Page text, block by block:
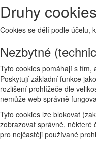
Druhy cookies
Cookies se dělí podle účelu,
Nezbytné
Tyto cookies pomáhají s tím,
Poskytují základní funkce
rozlišení prohlížeče dle
nemůže web správně
Tyto cookies lze blokovat
zobrazovat správně, některé
pro nejčastěji používané